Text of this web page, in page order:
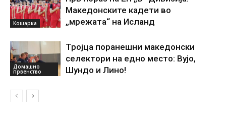
Кошарка
Македонските кадети во
„мрежата“ на Исланд
Домашно
првенство
Тројца поранешни македонски
селектори на едно место: Вујо,
Шундо и Лино!